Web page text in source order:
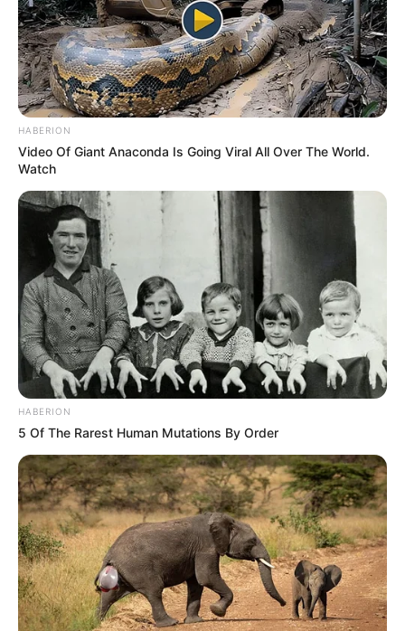
HABERION
Video Of Giant Anaconda Is Going Viral All Over The World.
Watch
HABERION
5 Of The Rarest Human Mutations By Order